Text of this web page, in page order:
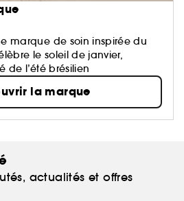
marque de soin inspirée du
le soleil de janvier,
de l’été brésilien
la marque
actualités et offres